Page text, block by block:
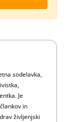
sodelavka,
Je
in
življenjski